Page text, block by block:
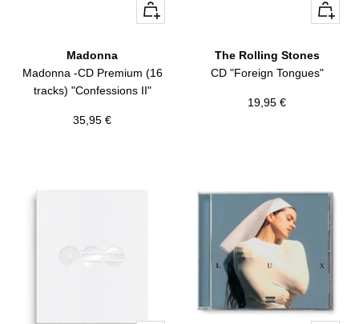
+
Añadir
Madonna
Madonna -CD Premium (16
tracks) "Confessions II"
Precio
35,95 €
+
Añadir
The Rolling Stones
CD "Foreign Tongues"
Precio
19,95 €